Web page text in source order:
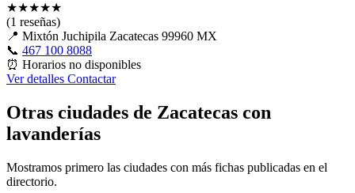
★★★★★
(1 reseñas)
📍 Mixtón Juchipila Zacatecas 99960 MX
📞 467 100 8088
⏰ Horarios no disponibles
Ver detalles Contactar
Otras ciudades de Zacatecas con
lavanderías
Mostramos primero las ciudades con más fichas publicadas en el
directorio.